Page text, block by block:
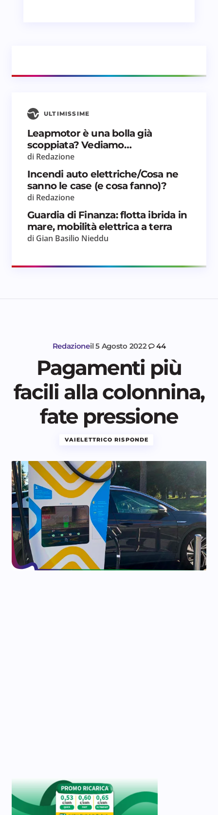
ULTIMISSIME
Leapmotor è una bolla già
scoppiata? Vediamo…
di Redazione
Incendi auto elettriche/Cosa ne
sanno le case (e cosa fanno)?
di Redazione
Guardia di Finanza: flotta ibrida in
mare, mobilità elettrica a terra
di Gian Basilio Nieddu
Redazioneil 5 Agosto 2022 44
Pagamenti più
facili alla colonnina,
fate pressione
VAIELETTRICO RISPONDE